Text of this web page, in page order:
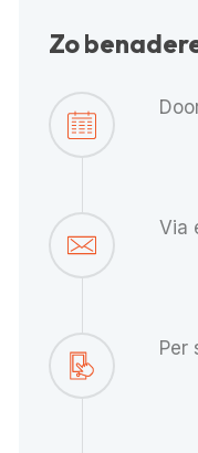
Zo
Via
Per